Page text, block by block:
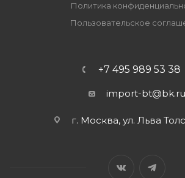
Политика
Пользовательское
+7 495 989 53 38
import-bt@bk.ru
г. Москва, ул. Льва